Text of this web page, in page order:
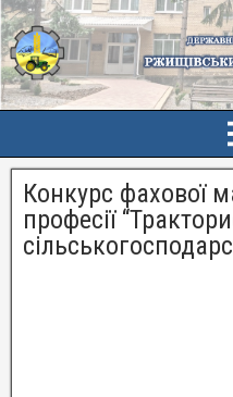
Конкурс фахової
професії